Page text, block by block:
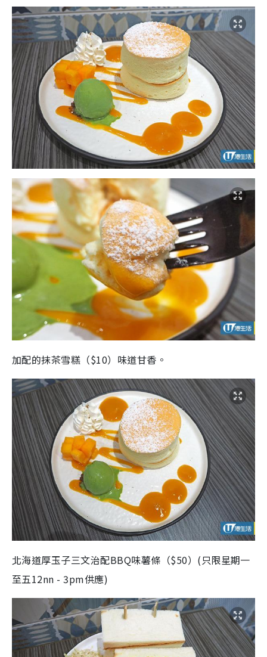
加配的抹茶雪糕（$10）味道甘香。
北海道厚玉子三文治配BBQ味薯條（$50）(只限星期一
至五12nn - 3pm供應)